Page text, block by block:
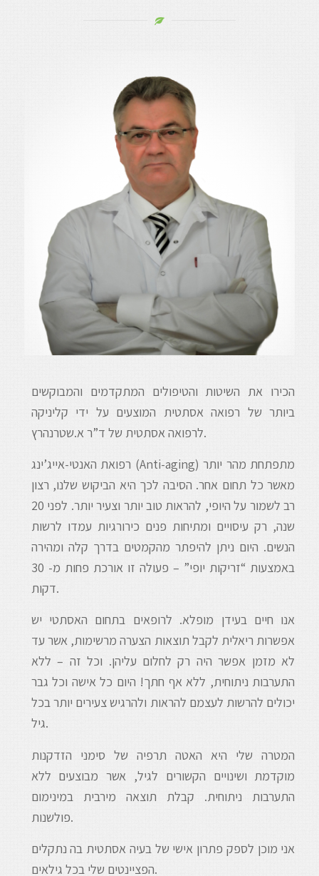
הכירו את השיטות והטיפולים המתקדמים והמבוקשים
ביותר של רפואה אסתטית המוצעים על ידי קליניקה
לרפואה אסתטית של ד”ר א.שטרנהרץ.
רפואת האנטי-אייג’ינג (Anti-aging) מתפתחת מהר יותר
מאשר כל תחום אחר. הסיבה לכך היא הביקוש שלנו, רצון
רב לשמור על היופי, להראות טוב יותר וצעיר יותר. לפני 20
שנה, רק עיסויים ומתיחות פנים כירורגיות עמדו לרשות
הנשים. היום ניתן להיפתר מהקמטים בדרך קלה ומהירה
באמצעות “זריקות יופי” – פעולה זו אורכת פחות מ- 30
דקות.
אנו חיים בעידן מופלא. לרופאים בתחום האסתטי יש
אפשרות ריאלית לקבל תוצאות הצערה מרשימות, אשר עד
לא מזמן אפשר היה רק לחלום עליהן. וכל זה – ללא
התערבות ניתוחית, ללא אף חתך! היום כל אישה וכל גבר
יכולים להרשות לעצמם להראות ולהרגיש צעירים יותר בכל
גיל.
המטרה שלי היא האטה תרפיה של סימני הזדקנות
מוקדמת ושינויים הקשורים לגיל, אשר מבוצעים ללא
התערבות ניתוחית. קבלת תוצאה מירבית במינימום
פולשנות.
אני מוכן לספק פתרון אישי של בעיה אסתטית בה נתקלים
הפציינטים שלי בכל גילאים.